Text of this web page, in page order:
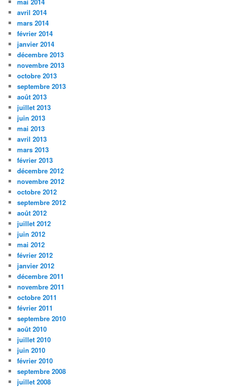
mai 2014
avril 2014
mars 2014
février 2014
janvier 2014
décembre 2013
novembre 2013
octobre 2013
septembre 2013
août 2013
juillet 2013
juin 2013
mai 2013
avril 2013
mars 2013
février 2013
décembre 2012
novembre 2012
octobre 2012
septembre 2012
août 2012
juillet 2012
juin 2012
mai 2012
février 2012
janvier 2012
décembre 2011
novembre 2011
octobre 2011
février 2011
septembre 2010
août 2010
juillet 2010
juin 2010
février 2010
septembre 2008
juillet 2008